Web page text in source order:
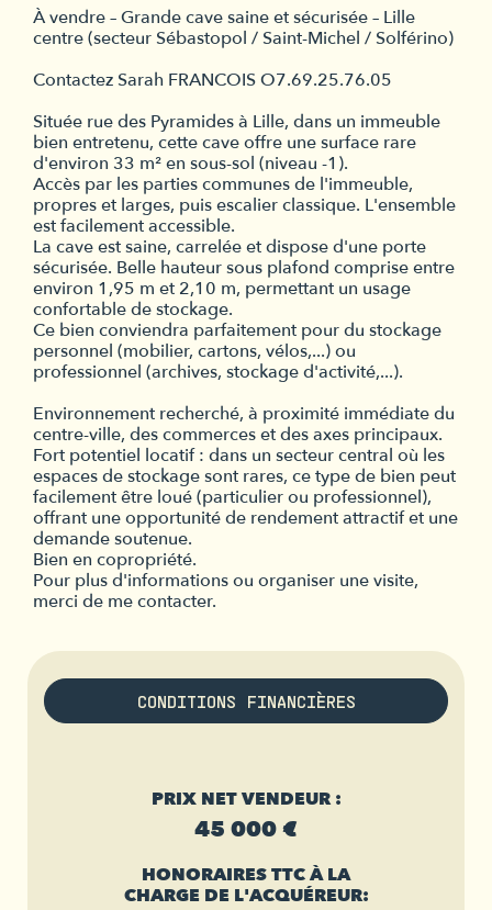
À vendre – Grande cave saine et sécurisée – Lille
centre (secteur Sébastopol / Saint-Michel / Solférino)
Contactez Sarah FRANCOIS O7.69.25.76.05
Située rue des Pyramides à Lille, dans un immeuble
bien entretenu, cette cave offre une surface rare
d'environ 33 m² en sous-sol (niveau -1).
Accès par les parties communes de l'immeuble,
propres et larges, puis escalier classique. L'ensemble
est facilement accessible.
La cave est saine, carrelée et dispose d'une porte
sécurisée. Belle hauteur sous plafond comprise entre
environ 1,95 m et 2,10 m, permettant un usage
confortable de stockage.
Ce bien conviendra parfaitement pour du stockage
personnel (mobilier, cartons, vélos,...) ou
professionnel (archives, stockage d'activité,...).
Environnement recherché, à proximité immédiate du
centre-ville, des commerces et des axes principaux.
Fort potentiel locatif : dans un secteur central où les
espaces de stockage sont rares, ce type de bien peut
facilement être loué (particulier ou professionnel),
offrant une opportunité de rendement attractif et une
demande soutenue.
Bien en copropriété.
Pour plus d'informations ou organiser une visite,
merci de me contacter.
CONDITIONS FINANCIÈRES
PRIX NET VENDEUR :
45 000 €
HONORAIRES TTC À LA
CHARGE DE L'ACQUÉREUR: